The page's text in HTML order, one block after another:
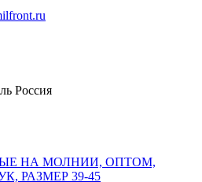
Россия